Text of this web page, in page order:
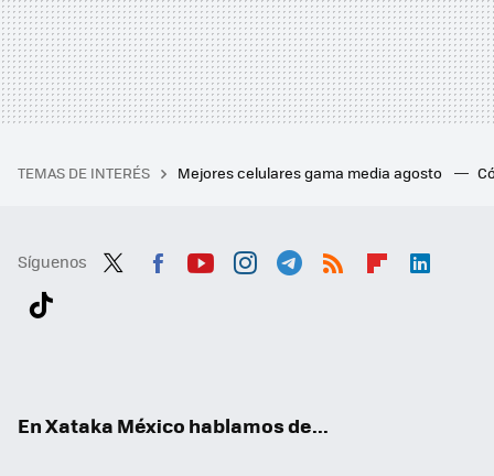
TEMAS DE INTERÉS Mejores celulares gama media agosto
Síguenos
En Xataka México hablamos de...